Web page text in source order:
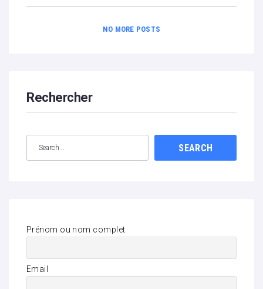
NO MORE POSTS
Rechercher
SEARCH
Prénom ou nom complet
Email